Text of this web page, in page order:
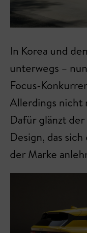
In Korea und
unterwegs –
Focus-
Allerdings nicht
Dafür glänzt
Design, das
der Marke